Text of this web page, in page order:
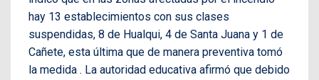
hay 13 establecimientos con sus clases
suspendidas, 8 de Hualqui, 4 de Santa Juana y 1 de
Cañete, esta última que de manera preventiva tomó
la medida . La autoridad educativa afirmó que debido